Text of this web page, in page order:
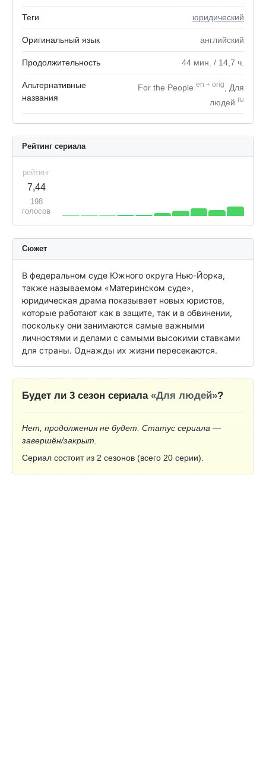
Теги юридический
Оригинальный язык английский
Продолжительность 44 мин. / 14,7 ч.
Альтернативные
названия
For the People en + orig
, Для
людей ru
Рейтинг сериала
рейтинг
7,44
198
голосов
Сюжет
В федеральном суде Южного округа Нью-Йорка,
также называемом «Материнском суде»,
юридическая драма показывает новых юристов,
которые работают как в защите, так и в обвинении,
поскольку они занимаются самые важными
личностями и делами с самыми высокими ставками
для страны. Однажды их жизни пересекаются.
Будет ли 3 сезон сериала «Для людей»?
Нет, продолжения не будет. Статус сериала —
завершён/закрыт.
Сериал состоит из 2 сезонов (всего 20 серии).